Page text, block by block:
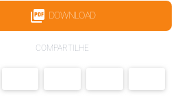
DOWNLOAD
COMPARTILHE